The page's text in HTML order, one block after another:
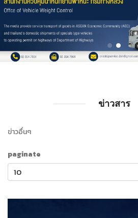
ข่าวสาร
ข่าวอื่นๆ
paginate